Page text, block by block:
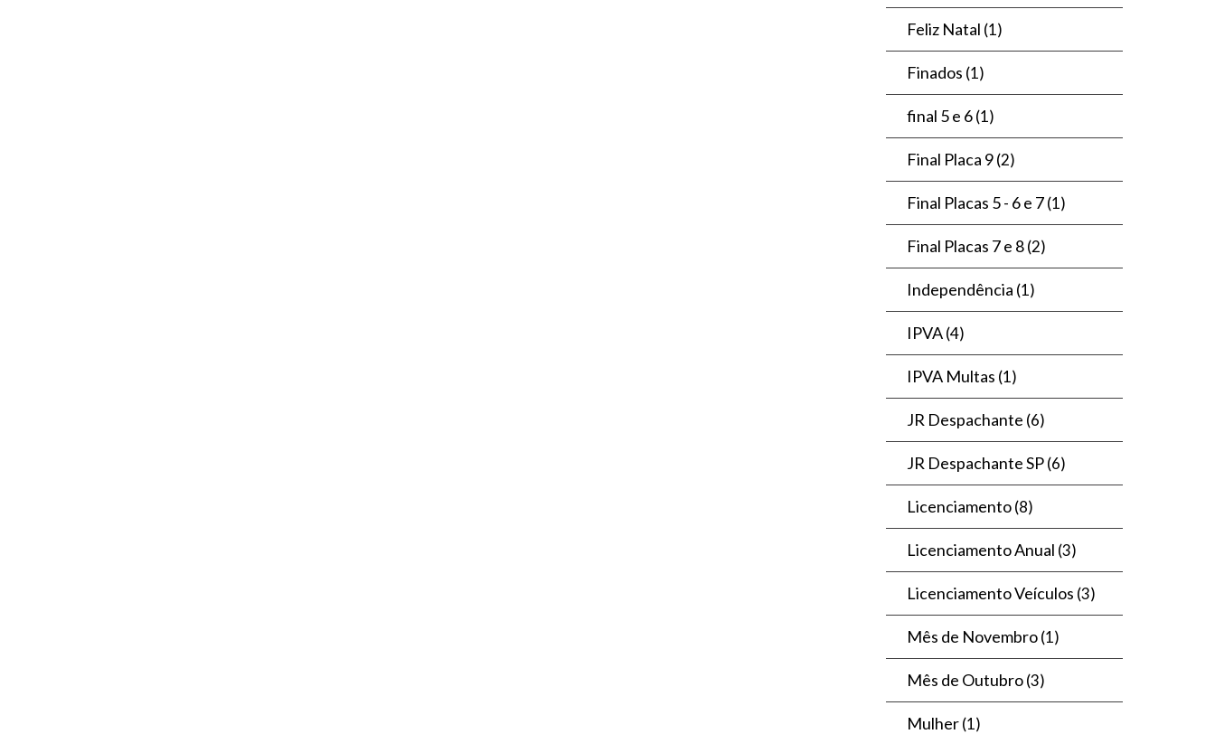
Feliz Natal (1)
Finados (1)
final 5 e 6 (1)
Final Placa 9 (2)
Final Placas 5 - 6 e 7 (1)
Final Placas 7 e 8 (2)
Independência (1)
IPVA (4)
IPVA Multas (1)
JR Despachante (6)
JR Despachante SP (6)
Licenciamento (8)
Licenciamento Anual (3)
Licenciamento Veículos (3)
Mês de Novembro (1)
Mês de Outubro (3)
Mulher (1)